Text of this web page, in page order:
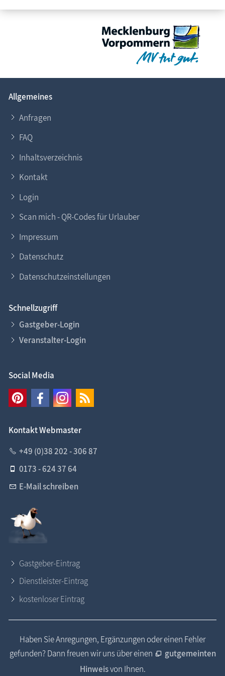
Allgemeines
Anfragen
FAQ
Inhaltsverzeichnis
Kontakt
Login
Scan mich - QR-Codes für Urlauber
Impressum
Datenschutz
Datenschutzeinstellungen
Schnellzugriff
Gastgeber-Login
Veranstalter-Login
Social Media
Kontakt Webmaster
+49 (0)38 202 - 306 87
0173 - 624 37 64
E-Mail schreiben
Gastgeber-Eintrag
Dienstleister-Eintrag
kostenloser Eintrag
Haben Sie Anregungen, Ergänzungen oder einen Fehler
gefunden? Dann freuen wir uns über einen
gutgemeinten
Hinweisvon Ihnen.